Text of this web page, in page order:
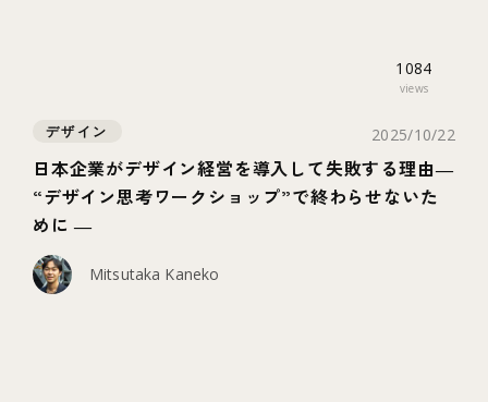
1084
views
デザイン 2025/10/22
日本企業がデザイン経営を導入して失敗する理由―
“デザイン思考ワークショップ”で終わらせないた
めに ―
Mitsutaka Kaneko